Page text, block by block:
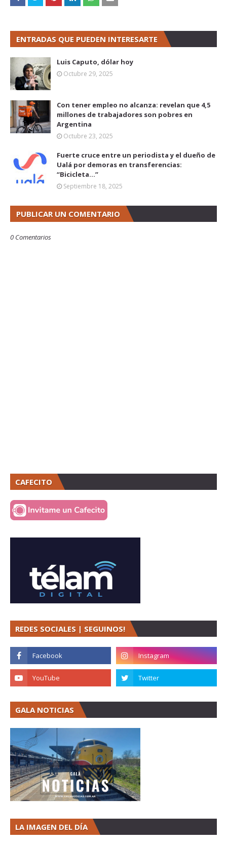
ENTRADAS QUE PUEDEN INTERESARTE
Luis Caputo, dólar hoy
Octubre 29, 2025
Con tener empleo no alcanza: revelan que 4,5
millones de trabajadores son pobres en
Argentina
Octubre 23, 2025
Fuerte cruce entre un periodista y el dueño de
Ualá por demoras en transferencias:
“Bicicleta...”
Septiembre 18, 2025
PUBLICAR UN COMENTARIO
0 Comentarios
CAFECITO
REDES SOCIALES | SEGUINOS!
GALA NOTICIAS
LA IMAGEN DEL DÍA